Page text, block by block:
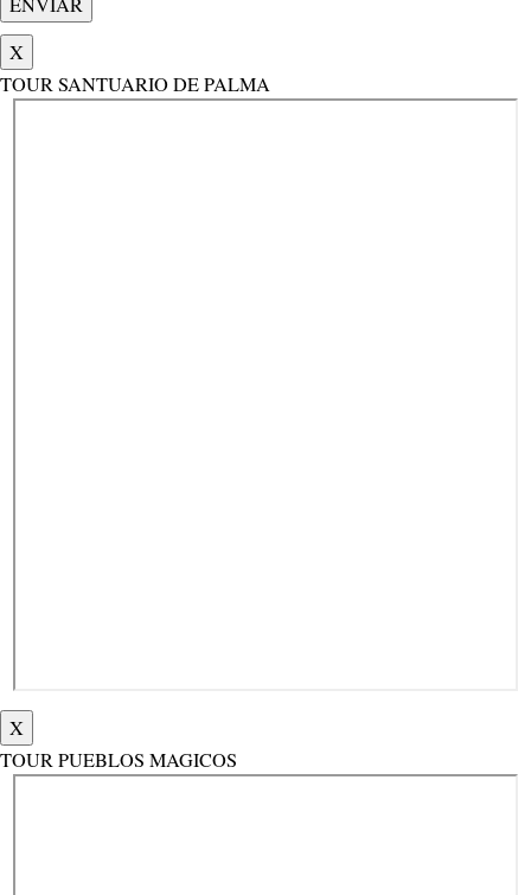
X
TOUR SANTUARIO DE PALMA
X
TOUR PUEBLOS MAGICOS